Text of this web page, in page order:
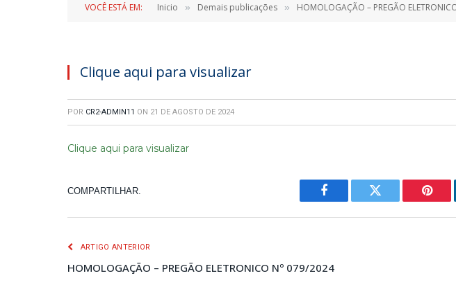
VOCÊ ESTÁ EM: Inicio » Demais publicações » HOMOLOGAÇÃO – PREGÃO
Clique aqui para visualizar
POR CR2-ADMIN11 ON 21 DE AGOSTO DE 2024
Clique aqui para visualizar
COMPARTILHAR.
Facebook Twitter
ARTIGO ANTERIOR
HOMOLOGAÇÃO – PREGÃO ELETRONICO Nº 079/2024